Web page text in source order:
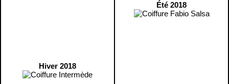
Hiver 2018
Été 2018